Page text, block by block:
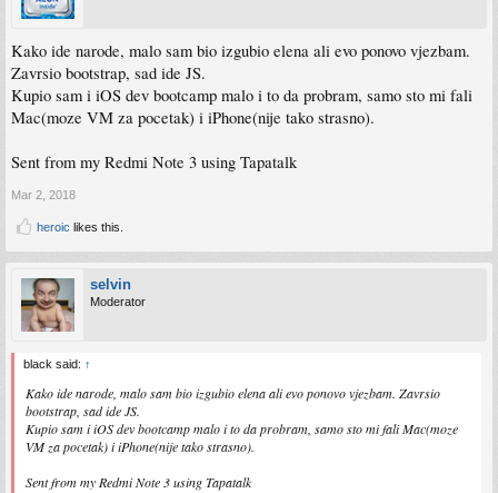
Kako ide narode, malo sam bio izgubio elena ali evo ponovo vjezbam.
Zavrsio bootstrap, sad ide JS.
Kupio sam i iOS dev bootcamp malo i to da probram, samo sto mi fali
Mac(moze VM za pocetak) i iPhone(nije tako strasno).
Sent from my Redmi Note 3 using Tapatalk
Mar 2, 2018
heroic likes this.
selvin
Moderator
black said: ↑
Kako ide narode, malo sam bio izgubio elena ali evo ponovo vjezbam. Zavrsio
bootstrap, sad ide JS.
Kupio sam i iOS dev bootcamp malo i to da probram, samo sto mi fali Mac(moze
VM za pocetak) i iPhone(nije tako strasno).
Sent from my Redmi Note 3 using Tapatalk